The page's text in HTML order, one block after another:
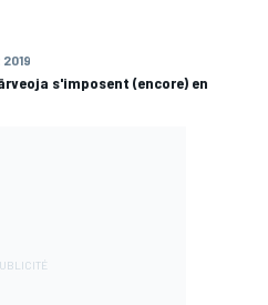
s'imposent (encore) en